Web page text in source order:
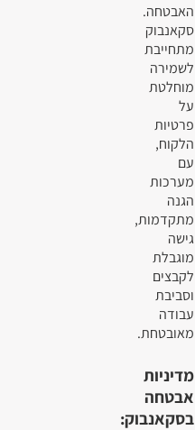
האבטחה.
סקאנבוק
מתחייבת
לשמירה
מוחלטת
על
פרטיות
הלקוח,
עם
מערכות
הגנה
מתקדמות,
גישה
מוגבלת
לקבצים
וסביבת
עבודה
מאובטחת.
מדיניות
אבטחה
בסקאנבוק: